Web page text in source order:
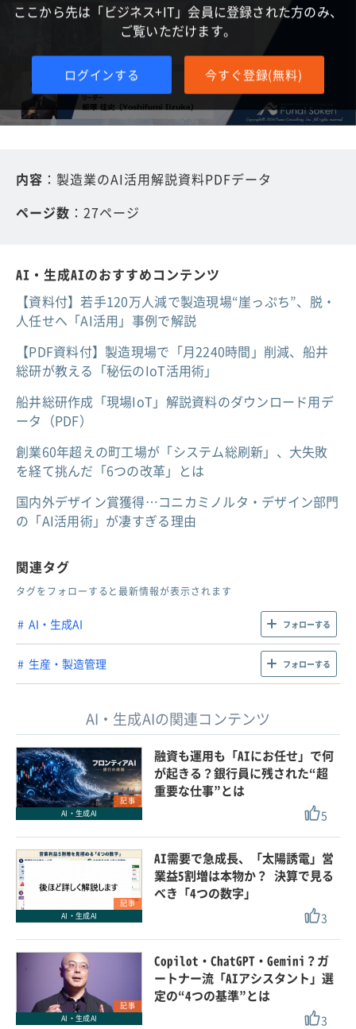
ここから先は「ビジネス+IT」会員に登録された方のみ、
ご覧いただけます。
ログインする 今すぐ登録(無料)
内容 ：製造業のAI活用解説資料PDFデータ
ページ数 ：27ページ
AI・生成AIのおすすめコンテンツ
【資料付】若手120万人減で製造現場“崖っぷち”、脱・
人任せへ「AI活用」事例で解説
【PDF資料付】製造現場で「月2240時間」削減、船井
総研が教える「秘伝のIoT活用術」
船井総研作成「現場IoT」解説資料のダウンロード用デ
ータ（PDF）
創業60年超えの町工場が「システム総刷新」、大失敗
を経て挑んだ「6つの改革」とは
国内外デザイン賞獲得…コニカミノルタ・デザイン部門
の「AI活用術」が凄すぎる理由
関連タグ
タグをフォローすると最新情報が表示されます
AI・生成AI フォローする
生産・製造管理 フォローする
AI・生成AIの関連コンテンツ
記事
AI・生成AI
融資も運用も「AIにお任せ」で何
が起きる？銀行員に残された“超
重要な仕事”とは
5
記事
AI・生成AI
AI需要で急成長、「太陽誘電」営
業益5割増は本物か？ 決算で見る
べき「4つの数字」
3
記事
AI・生成AI
Copilot・ChatGPT・Gemini？ガ
ートナー流「AIアシスタント」選
定の“4つの基準”とは
3